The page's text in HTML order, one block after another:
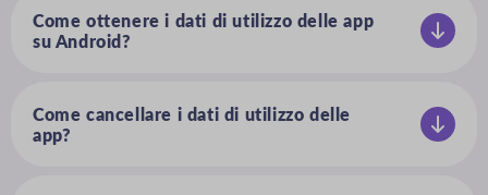
Come ottenere i dati di utilizzo delle app
su Android?
Google Play Store, puoi tenere traccia della categoria di app più
utilizzata dai tuoi figli e visualizzare i download di app mobili e altri
dettagli relativi ai loro dati di utilizzo delle app. Kids360 ti consente di
Come cancellare i dati di utilizzo delle
app?